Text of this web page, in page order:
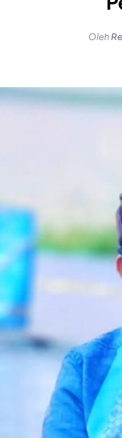
Oleh